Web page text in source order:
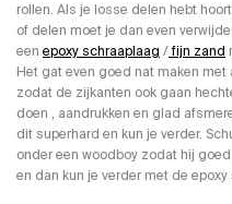
rollen. Als je losse delen hebt
of delen moet je dan even
een epoxy schraaplaag /fijn zand
Het gat even goed nat maken
zodat de zijkanten ook gaan
doen , aandrukken en glad
dit superhard en kun je verder.
onder een woodboy zodat hij
en dan kun je verder met de